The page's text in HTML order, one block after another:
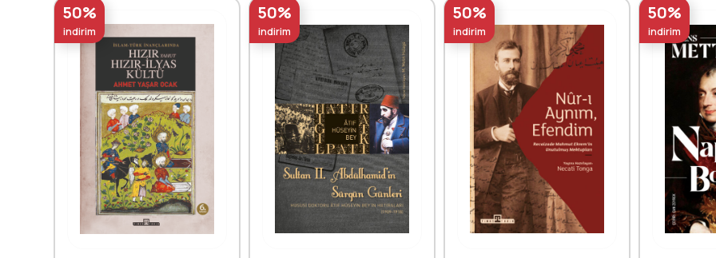
50%
indirim
50%
indirim
50%
indirim
50%
indirim